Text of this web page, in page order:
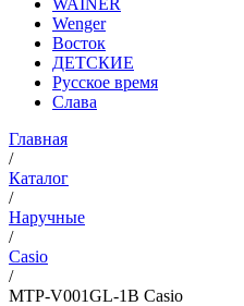
WAINER
Wenger
Восток
ДЕТСКИЕ
Русское время
Слава
Главная
/
Каталог
/
Наручные
/
Casio
/
MTP-V001GL-1B Casio